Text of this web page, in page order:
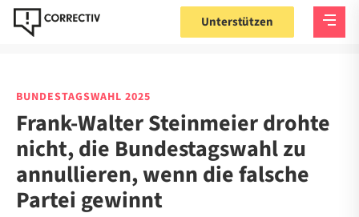
Unterstützen
BUNDESTAGSWAHL 2025
Frank-Walter Steinmeier drohte
nicht, die Bundestagswahl zu
annullieren, wenn die falsche
Partei gewinnt